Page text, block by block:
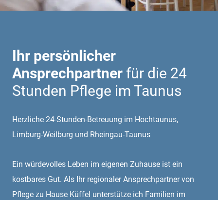
Ihr persönlicher
Ansprechpartner für die 24
Stunden Pflege im Taunus
Herzliche 24-Stunden-Betreuung im Hochtaunus,
Limburg-Weilburg und Rheingau-Taunus
Ein würdevolles Leben im eigenen Zuhause ist ein
kostbares Gut. Als Ihr regionaler Ansprechpartner von
Pflege zu Hause Küffel unterstütze ich Familien im